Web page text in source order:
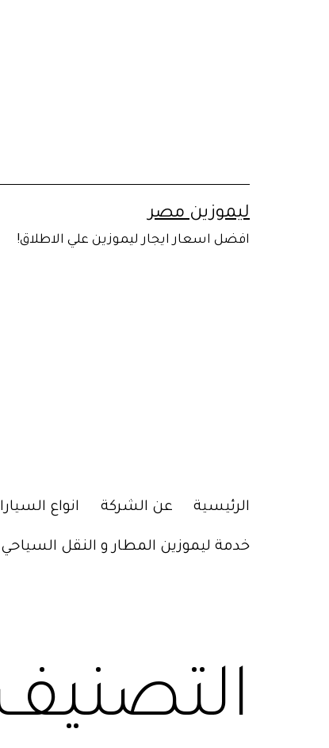
ليموزين مصر
افضل اسعار ايجار ليموزين علي الاطلاق!
الرئيسية عن الشركة انواع
خدمة ليموزين المطار و النقل السياحي